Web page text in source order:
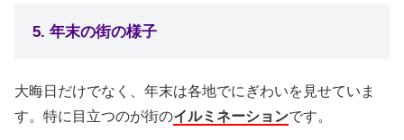
5. 年末の街の様子
大晦日だけでなく、年末は各地でにぎわいを見せていま
す。特に目立つのが街のイルミネーションです。